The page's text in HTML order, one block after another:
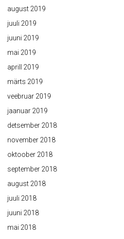
august 2019
juuli 2019
juuni 2019
mai 2019
aprill 2019
märts 2019
veebruar 2019
jaanuar 2019
detsember 2018
november 2018
oktoober 2018
september 2018
august 2018
juuli 2018
juuni 2018
mai 2018